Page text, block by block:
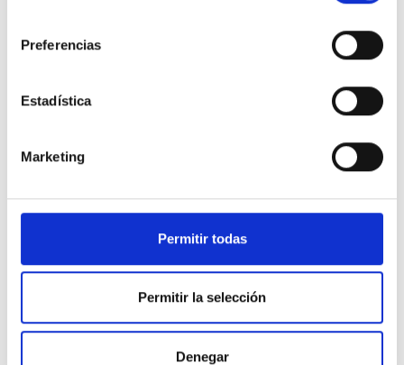
Preferencias
Estadística
Marketing
Permitir todas
Permitir la selección
Denegar